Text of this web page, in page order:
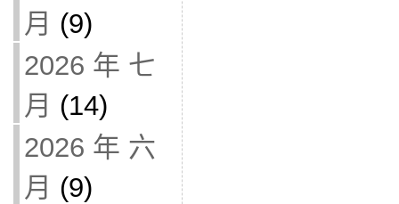
月 (9)
2026 年 七
月 (14)
2026 年 六
月 (9)